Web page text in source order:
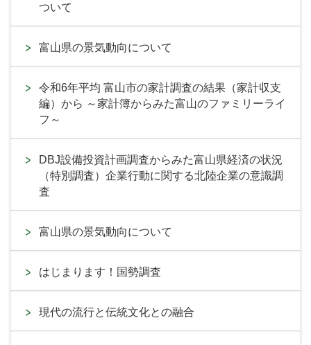
ついて
富山県の景気動向について
令和6年平均 富山市の家計調査の結果（家計収支
編）から ～家計簿からみた富山のファミリーライ
フ～
DBJ設備投資計画調査からみた富山県経済の状況
（特別調査）企業行動に関する北陸企業の意識調
査
富山県の景気動向について
はじまります！国勢調査
現代の流行と伝統文化との融合